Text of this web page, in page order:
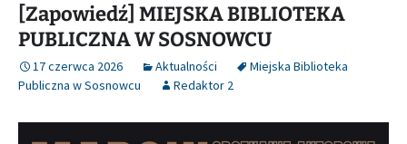
[Zapowiedź] MIEJSKA BIBLIOTEKA
PUBLICZNA W SOSNOWCU
17 czerwca 2026 Aktualności
Miejska Biblioteka
Publiczna w Sosnowcu
Redaktor 2